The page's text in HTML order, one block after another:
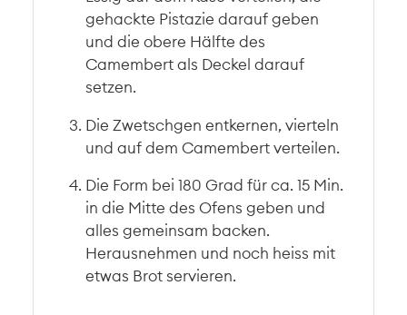
gehackte Pistazie darauf geben
und die obere Hälfte des
Camembert als Deckel darauf
setzen.
Die Zwetschgen entkernen, vierteln
und auf dem Camembert verteilen.
Die Form bei 180 Grad für ca. 15 Min.
in die Mitte des Ofens geben und
alles gemeinsam backen.
Herausnehmen und noch heiss mit
etwas Brot servieren.